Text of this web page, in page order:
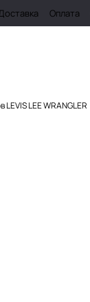
Оплата
LEE WRANGLER